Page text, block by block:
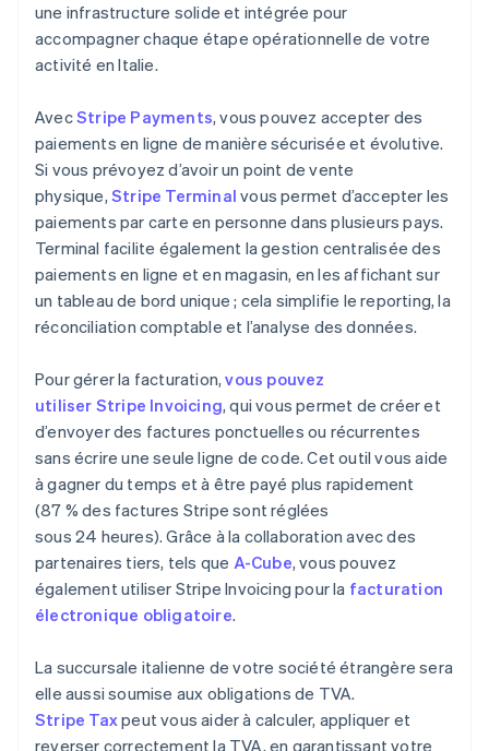
une infrastructure solide et intégrée pour
accompagner chaque étape opérationnelle de votre
activité en Italie.
AvecStripe Payments, vous pouvez accepter des
paiements en ligne de manière sécurisée et évolutive.
Si vous prévoyez d’avoir un point de vente
physique, Stripe Terminal vous permet d’accepter les
paiements par carte en personne dans plusieurs pays.
Terminal facilite également la gestion centralisée des
paiements en ligne et en magasin, en les affichant sur
un tableau de bord unique ; cela simplifie le reporting, la
réconciliation comptable et l’analyse des données.
Pour gérer la facturation,vous pouvez
utiliser Stripe Invoicing, qui vous permet de créer et
d’envoyer des factures ponctuelles ou récurrentes
sans écrire une seule ligne de code. Cet outil vous aide
à gagner du temps et à être payé plus rapidement
(87 % des factures Stripe sont réglées
sous 24 heures). Grâce à la collaboration avec des
partenaires tiers, tels que A-Cube, vous pouvez
également utiliser Stripe Invoicing pour la facturation
électronique obligatoire.
La succursale italienne de votre société étrangère sera
elle aussi soumise aux obligations de TVA.
Stripe Taxpeut vous aider à calculer, appliquer et
reverser correctement la TVA, en garantissant votre